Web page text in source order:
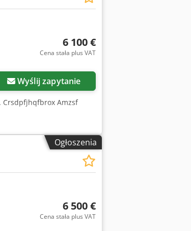
6 100 €
Cena stała plus VAT
Wyślij zapytanie
Crsdpfjhqfbrox Amzsf
Ogłoszenia
6 500 €
Cena stała plus VAT